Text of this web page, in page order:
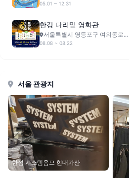
05.01 ~ 12.31
한강 다리밑 영화관
서울특별시 영등포구 여의동로...
08.08 ~ 08.22
서울 관광지
한섬 시스템옴므 현대가산